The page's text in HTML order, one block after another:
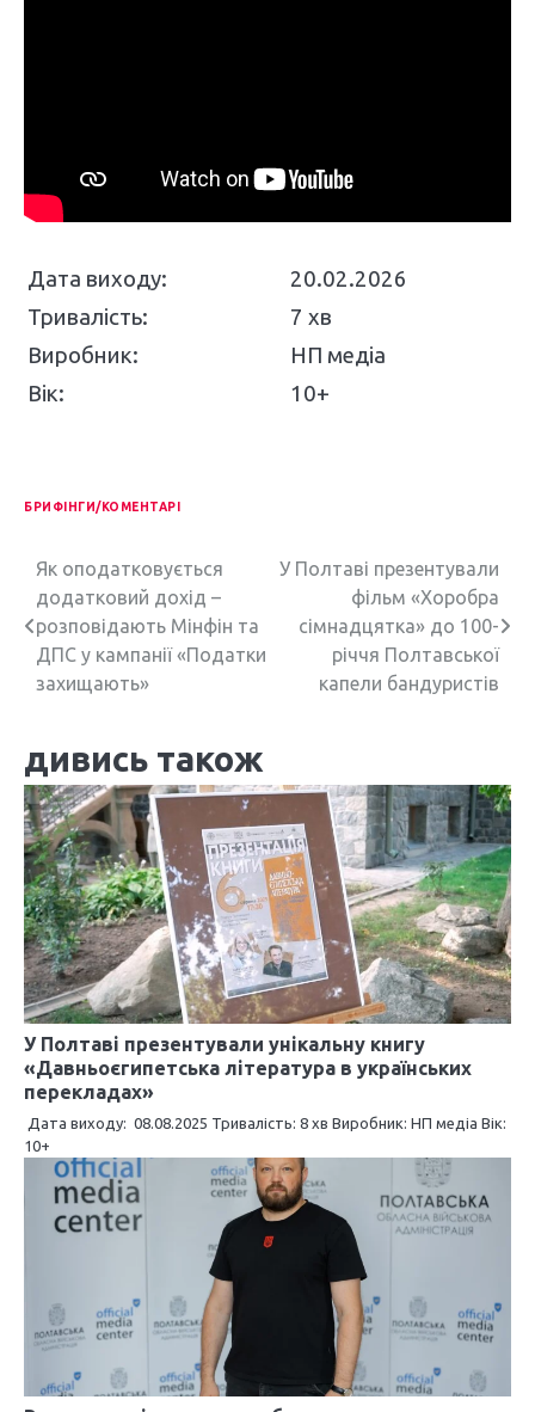
Дата виходу:
20.02.2026
Тривалість:
7 хв
Виробник:
НП медіа
Вік:
10+
БРИФІНГИ/КОМЕНТАРІ
Н
а
в
г
а
ц
і
я
з
а
п
и
с
Як оподатковується
додатковий дохід –
розповідають Мінфін та
ДПС у кампанії «Податки
захищають»
У Полтаві презентували
фільм «Хоробра
сімнадцятка» до 100-
річчя Полтавської
капели бандуристів
дивись також
У Полтаві презентували унікальну книгу
«Давньоєгипетська література в українських
перекладах»
Дата виходу: 08.08.2025 Тривалість: 8 хв Виробник: НП медіа Вік:
10+